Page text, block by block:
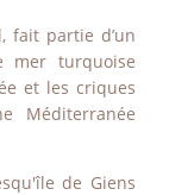
fait partie d’un
mer turquoise
et les criques
Méditerranée
de Giens